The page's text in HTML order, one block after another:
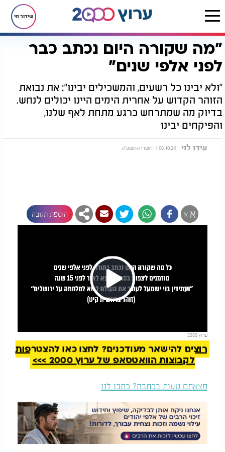
שידור חי
דף הבית יהדות מיסטיקה וקבלה "מה שקורה היום נכתב כבר לפני אלפי שנים"
"מה שקורה היום נכתב כבר
לפני אלפי שנים"
"ולא יבינו כל רשעים, והמשכילים יבינו": את נבואת
הזוהר הקדוש על אחרית הימים היינו יכולים לנחש.
בדיוק מה שמתרחש כרגע מתחת לאף שלנו,
והפיקחים יבינו
עידו לוי 06.10.24 ד' תשרי התשפ"ה
א א הוספת תגובה
Play
Video
ערוץ 2000
רוצים להישאר מעודכנים? לחצו כאן להצטרפות
לקבוצות הוואטסאפ של ערוץ 2000 >>>
מצאתם טעות בכתבה? כתבו לנו